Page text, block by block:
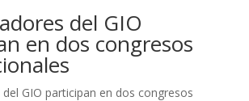
del GIO
en dos congresos
GIO participan en dos congresos